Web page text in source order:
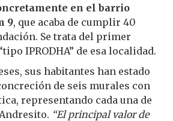
en el barrio
9, que acaba de cumplir 40
Se trata del primer
IPRODHA” de esa localidad.
sus habitantes han estado
de seis murales con
representando cada una de
“El principal valor de